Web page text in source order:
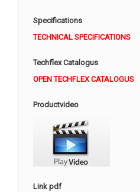
Specifications
TECHNICAL SPECIFICATIONS
Techflex Catalogus
OPEN TECHFLEX CATALOGUS
Productvideo
Link pdf